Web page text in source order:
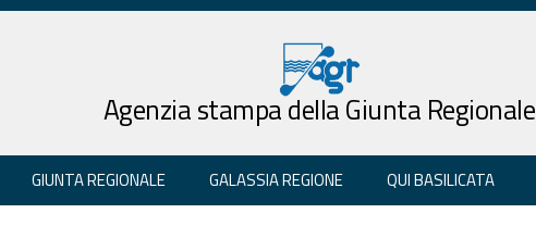
Agenzia stampa della Giunta Regionale
GIUNTA REGIONALE GALASSIA REGIONE QUI BASILICATA